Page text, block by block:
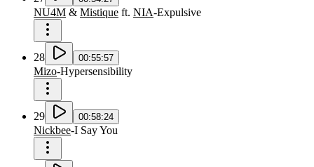
NU4M & Mistique ft. NIA-Expulsive
28 00:55:57
Mizo-Hypersensibility
29 00:58:24
Nickbee-I Say You